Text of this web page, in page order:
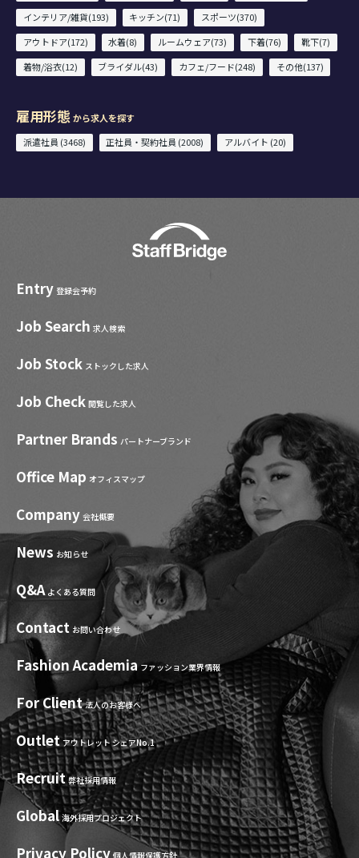
インテリア/雑貨(193)
キッチン(71)
スポーツ(370)
アウトドア(172)
水着(8) ルームウェア(73) 下着(76)
靴下(7)
着物/浴衣(12)
ブライダル(43) カフェ/フード(248) その他(137)
雇用形態 から求人を探す
派遣社員 (3468)
正社員・契約社員 (2008) アルバイト (20)
Entry 登録会予約
Job Search 求人検索
Job Stock ストックした求人
Job Check 閲覧した求人
Partner Brands パートナーブランド
Office Map オフィスマップ
Company 会社概要
News お知らせ
Q&A よくある質問
Contact お問い合わせ
Fashion Academia ファッション業界情報
For Client 法人のお客様へ
Outlet アウトレット シェアNo.1
Recruit 弊社採用情報
Global 海外採用プロジェクト
Privacy Policy 個人情報保護方針